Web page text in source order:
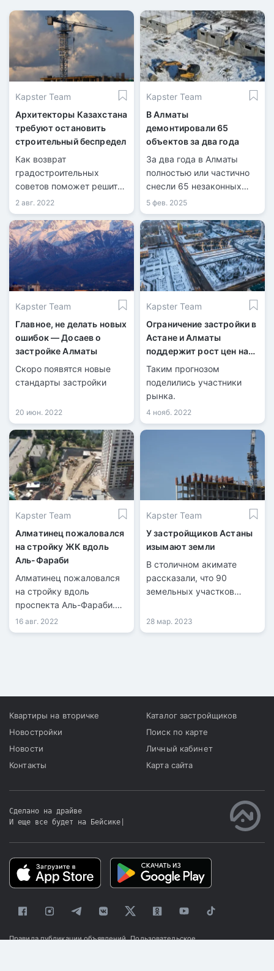
Kapster Team
Архитекторы Казахстана
требуют остановить
строительный беспредел
Как возврат
градостроительных
советов поможет решить
проблемные вопросы с
застройкой городов?
2 авг. 2022
Kapster Team
В Алматы
демонтировали 65
объектов за два года
За два года в Алматы
полностью или частично
снесли 65 незаконных
объектов, среди них —
жилые комплексы.
5 фев. 2025
Kapster Team
Главное, не делать новых
ошибок — Досаев о
застройке Алматы
Скоро появятся новые
стандарты застройки
20 июн. 2022
Kapster Team
Ограничение застройки в
Астане и Алматы
поддержит рост цен на
жилье
Таким прогнозом
поделились участники
рынка.
4 нояб. 2022
Kapster Team
Алматинец пожаловался
на стройку ЖК вдоль
Аль-Фараби
Алматинец пожаловался
на стройку вдоль
проспекта Аль-Фараби.
Он считает, что
нарушаются правила при
16 авг. 2022
Kapster Team
У застройщиков Астаны
изымают земли
В столичном акимате
рассказали, что 90
земельных участков
обратно в
государственную
28 мар. 2023
Квартиры на вторичке
Новостройки
Новости
Контакты
Каталог застройщиков
Поиск по карте
Личный кабинет
Карта сайта
Сделано на драйве
И еще все будет на Бейсике
Правила публикации объявлений Пользовательское